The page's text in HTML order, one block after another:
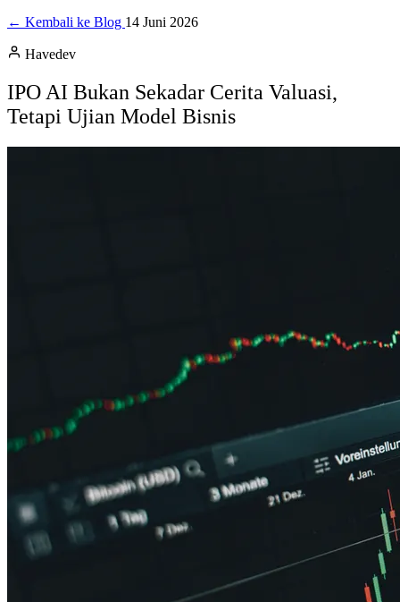
← Kembali ke Blog 14 Juni 2026
Havedev
IPO AI Bukan Sekadar Cerita Valuasi,
Tetapi Ujian Model Bisnis